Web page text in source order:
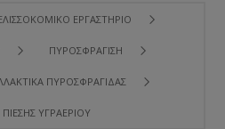
ΕΡΓΑΣΤΉΡΙΟ
ΠΥΡΟΣΦΡΆΓΙΣΗ
ΠΥΡΟΣΦΡΑΓΊΔΑΣ
ΥΓΡΑΕΡΊΟΥ